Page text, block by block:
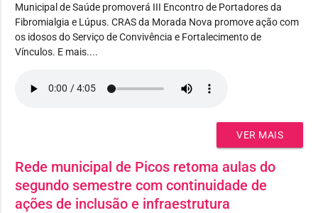
Municipal de Saúde promoverá III Encontro de Portadores da
Fibromialgia e Lúpus. CRAS da Morada Nova promove ação com
os idosos do Serviço de Convivência e Fortalecimento de
Vínculos. E mais....
VER MAIS
Rede municipal de Picos retoma aulas do
segundo semestre com continuidade de
ações de inclusão e infraestrutura